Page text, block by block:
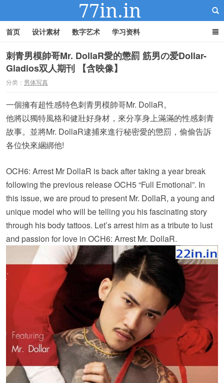
首页 设计素材 数字艺术 学习资料
刺青男模帥哥Mr. DollaR愛的懲罰 筋男の爱Dollar-
Gladios双人期刊 【含映像】
分类： 男体写真
一個擁有超性感特色刺青男模帥哥Mr. DollaR。
他將以獨特風格和健壯好身材，來分享身上滿滿的性感刺青
故事。並將Mr. DollaR逮捕來進行秘密愛的懲罰，偷偷告訴
各位快來綑綁他!
OCH6: Arrest Mr DollaR is back after taking a year break
following the previous release OCH5 “Full Emotional”. In
this issue, we are proud to present Mr. DollaR, a young and
unique model who will be telling you his fascinating story
through his body tattoos. Let’s arrest him as a tribute to lust
and passion for love in OCH6: Arrest Mr. DollaR.